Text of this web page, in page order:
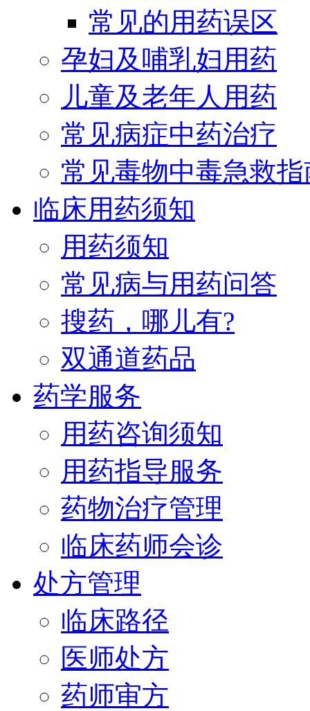
常见的用药误区
孕妇及哺乳妇用药
儿童及老年人用药
常见病症中药治疗
常见毒物中毒急救指
临床用药须知
用药须知
常见病与用药问答
搜药，哪儿有?
双通道药品
药学服务
用药咨询须知
用药指导服务
药物治疗管理
临床药师会诊
处方管理
临床路径
医师处方
药师审方